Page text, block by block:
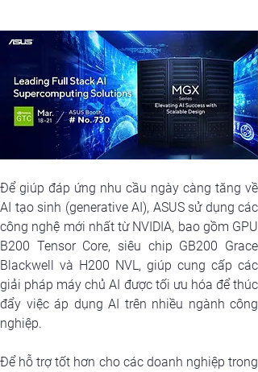
Để giúp đáp ứng nhu cầu ngày càng tăng về
AI tạo sinh (generative AI), ASUS sử dụng các
công nghệ mới nhất từ NVIDIA, bao gồm GPU
B200 Tensor Core, siêu chip GB200 Grace
Blackwell và H200 NVL, giúp cung cấp các
giải pháp máy chủ AI được tối ưu hóa để thúc
đẩy việc áp dụng AI trên nhiều ngành công
nghiệp.
Để hỗ trợ tốt hơn cho các doanh nghiệp trong